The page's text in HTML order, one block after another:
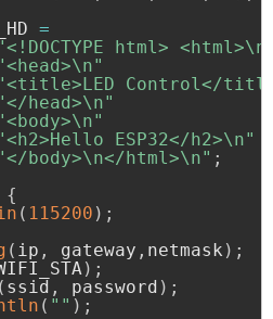
=
html>
Control</
head>\n"
ESP32</h2>\n"
body>\n</html>\n" ;
{
( 115200 ) ;
( ip , gateway , netmask ) ;
) ;
( ssid , password ) ;
( "" ) ;